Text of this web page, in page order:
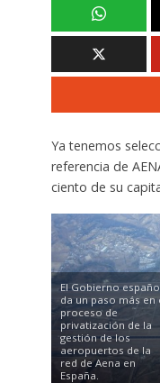
Ya tenemos
referencia de
ciento de su
El Gobierno
da un paso más en
proceso de
privatización de la
gestión de los
aeropuertos de la
red de Aena en
España.